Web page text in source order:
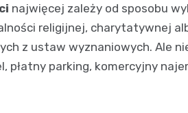
najwięcej zależy od sposobu
religijnej, charytatywnej
z ustaw wyznaniowych. Ale
płatny parking, komercyjny